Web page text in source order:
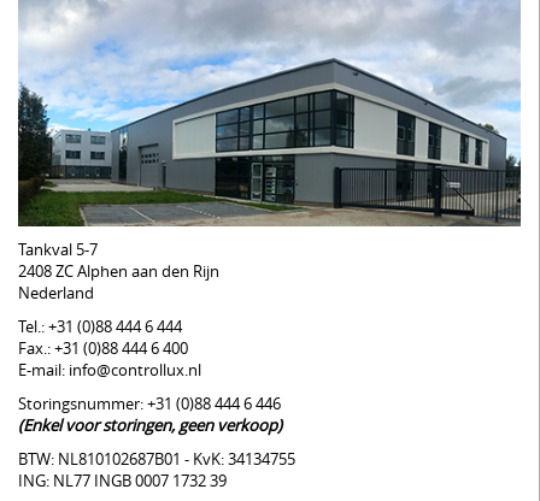
Tankval 5-7
2408 ZC Alphen aan den Rijn
Nederland
Tel.: +31 (0)88 444 6 444
Fax.: +31 (0)88 444 6 400
E-mail: info@controllux.nl
Storingsnummer: +31 (0)88 444 6 446
(Enkel voor storingen, geen verkoop)
BTW: NL810102687B01 - KvK: 34134755
ING: NL77 INGB 0007 1732 39